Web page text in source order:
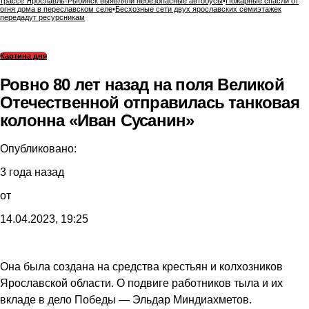
огня дома в переславском селе•Бесхозные сети двух ярославских семиэтажек
передадут ресурсникам
Картина дня
Ровно 80 лет назад на поля Великой
Отечественной отправилась танковая
колонна «Иван Сусанин»
Опубликовано:
3 года назад
от
14.04.2023, 19:25
Она была создана на средства крестьян и колхозников
Ярославской области. О подвиге работников тыла и их
вкладе в дело Победы — Эльдар Миндиахметов.